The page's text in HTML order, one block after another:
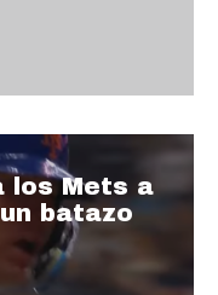
los Mets a
batazo